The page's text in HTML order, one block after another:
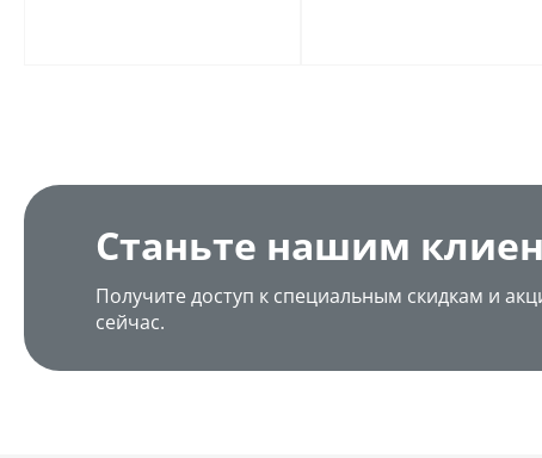
Станьте нашим
Получите доступ к специальным скидкам и
сейчас.